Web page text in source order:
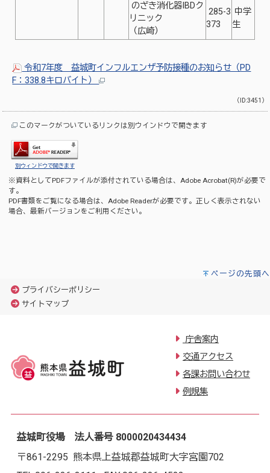
のざき消化器IBDク
リニック
（広崎）
285-3
373
中学
生
令和7年度 益城町インフルエンザ予防接種のお知らせ（PD
F：338.8キロバイト）
（ID:3451）
このマークがついているリンクは別ウインドウで開きます
別ウィンドウで開きます
※資料としてPDFファイルが添付されている場合は、Adobe Acrobat(R)が必要で
す。
PDF書類をご覧になる場合は、Adobe Readerが必要です。正しく表示されない
場合、最新バージョンをご利用ください。
ページの先頭へ
プライバシーポリシー
サイトマップ
庁舎案内
交通アクセス
各課お問い合わせ
例規集
益城町役場 法人番号 8000020434434
〒861-2295 熊本県上益城郡益城町大字宮園702